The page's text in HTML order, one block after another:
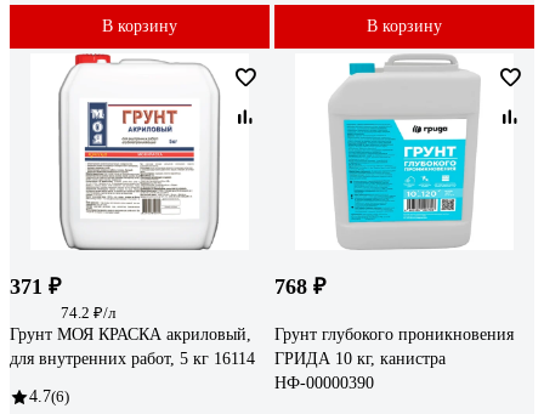
В корзину В корзину
371 ₽
74.2 ₽/л
Грунт МОЯ КРАСКА акриловый,
для внутренних работ, 5 кг 16114
4.7(6)
768 ₽
Грунт глубокого проникновения
ГРИДА 10 кг, канистра
НФ-00000390